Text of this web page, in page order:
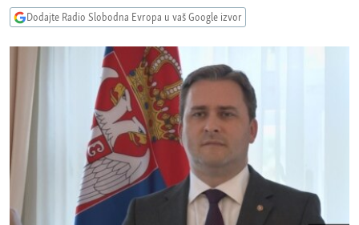
pretragu
RAT U UKRAJINI
KINA NA BALKANU
RSE PRIČE IZ SVIJETA
ISPRIČAJ MI
DNEVNO@RSE
SPECIJALI RSE
VIŠE OD NASLOVA
PRATITE NAS
Dodajte Radio Slobodna Evropa u vaš Google izvor